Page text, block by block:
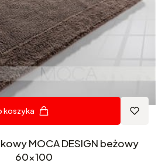
koszyka
MOCA DESIGN beżowy
60x100